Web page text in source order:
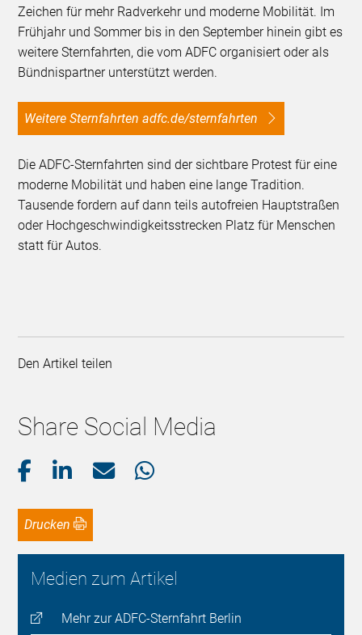
Zeichen für mehr Radverkehr und moderne Mobilität. Im
Frühjahr und Sommer bis in den September hinein gibt es
weitere Sternfahrten, die vom ADFC organisiert oder als
Bündnispartner unterstützt werden.
Weitere Sternfahrten adfc.de/sternfahrten
Die ADFC-Sternfahrten sind der sichtbare Protest für eine
moderne Mobilität und haben eine lange Tradition.
Tausende fordern auf dann teils autofreien Hauptstraßen
oder Hochgeschwindigkeitsstrecken Platz für Menschen
statt für Autos.
Den Artikel teilen
Share Social Media
Drucken
Medien zum Artikel
Mehr zur ADFC-Sternfahrt Berlin